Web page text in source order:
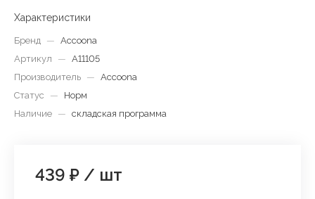
Характеристики
Бренд — Accoona
Артикул
— A11105
Производитель — Accoona
Статус
—
Норм
Наличие — складская программа
439 ₽ / шт